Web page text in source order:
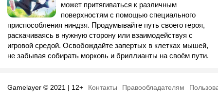
может притягиваться к различным
поверхностям с помощью специального
приспособления ниндзя. Продумывайте путь своего героя,
раскачиваясь в нужную сторону или взаимодействуя с
игровой средой. Освобождайте запертых в клетках мышей,
не забывая собирать морковь и бриллианты на своём пути.
Gamelayer © 2021 | 12+ Контакты Правообладателям